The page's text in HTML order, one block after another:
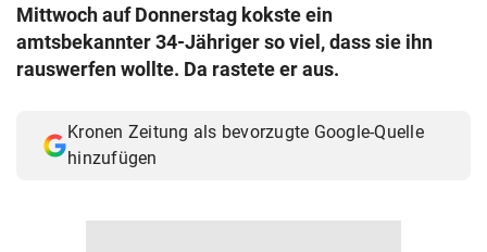
Mittwoch auf Donnerstag kokste ein
amtsbekannter 34-Jähriger so viel, dass sie ihn
rauswerfen wollte. Da rastete er aus.
Kronen Zeitung als bevorzugte Google-Quelle
hinzufügen